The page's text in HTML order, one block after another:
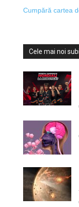
Cumpără cartea
Cele mai noi